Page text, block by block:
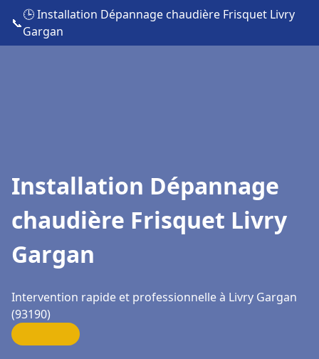
📞
🕒 Installation Dépannage chaudière Frisquet Livry
Gargan
Installation Dépannage
chaudière Frisquet Livry
Gargan
Intervention rapide et professionnelle à Livry Gargan
(93190)